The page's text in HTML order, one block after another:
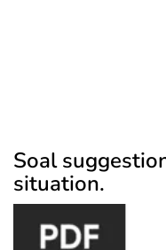
Soal
situation.